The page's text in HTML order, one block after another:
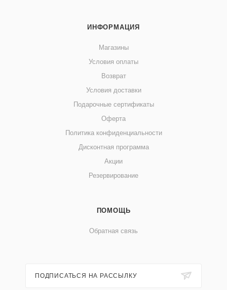
ИНФОРМАЦИЯ
Магазины
Условия оплаты
Возврат
Условия доставки
Подарочные сертификаты
Оферта
Политика конфиденциальности
Дисконтная программа
Акции
Резервирование
ПОМОЩЬ
Обратная связь
ПОДПИСАТЬСЯ НА РАССЫЛКУ